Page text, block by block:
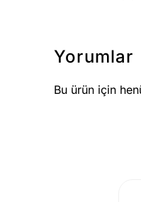
Yorumlar
Bu ürün için